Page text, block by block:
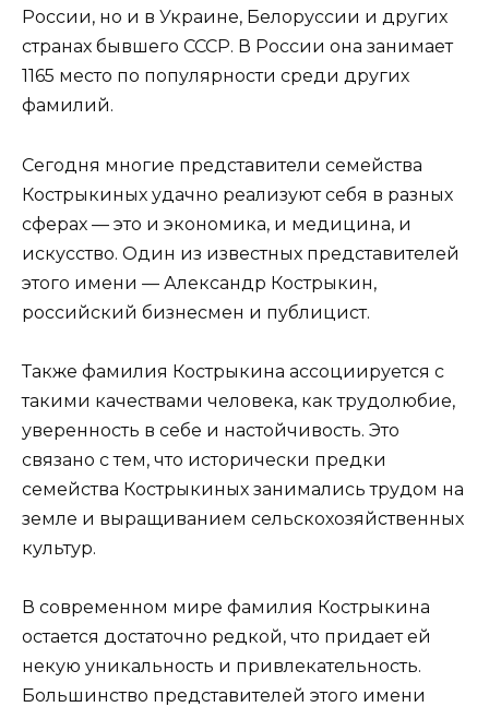
России, но и в Украине, Белоруссии и других
странах бывшего СССР. В России она занимает
1165 место по популярности среди других
фамилий.
Сегодня многие представители семейства
Кострыкиных удачно реализуют себя в разных
сферах — это и экономика, и медицина, и
искусство. Один из известных представителей
этого имени — Александр Кострыкин,
российский бизнесмен и публицист.
Также фамилия Кострыкина ассоциируется с
такими качествами человека, как трудолюбие,
уверенность в себе и настойчивость. Это
связано с тем, что исторически предки
семейства Кострыкиных занимались трудом на
земле и выращиванием сельскохозяйственных
культур.
В современном мире фамилия Кострыкина
остается достаточно редкой, что придает ей
некую уникальность и привлекательность.
Большинство представителей этого имени